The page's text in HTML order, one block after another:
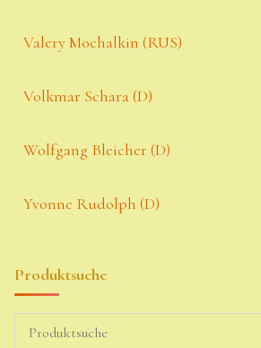
Valery Mochalkin (RUS)
Volkmar Schara (D)
Wolfgang Bleicher (D)
Yvonne Rudolph (D)
Produktsuche